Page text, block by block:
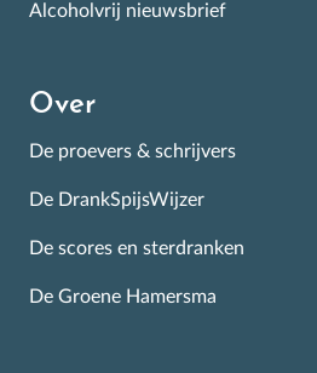
Alcoholvrij nieuwsbrief
Over
De proevers & schrijvers
De DrankSpijsWijzer
De scores en sterdranken
De Groene Hamersma